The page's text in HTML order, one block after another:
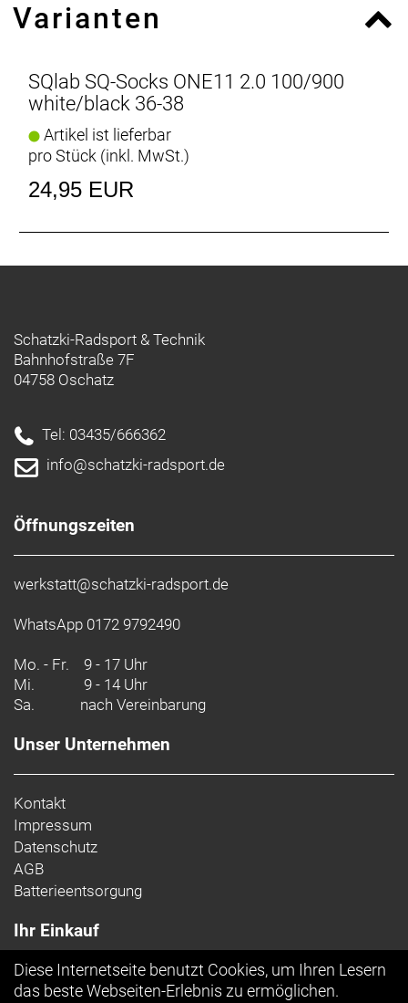
Varianten
SQlab SQ-Socks ONE11 2.0 100/900
white/black 36-38
Artikel ist lieferbar
pro Stück (inkl. MwSt.)
24,95 EUR
Schatzki-Radsport & Technik
Bahnhofstraße 7F
04758 Oschatz
Tel: 03435/666362
info@schatzki-radsport.de
Öffnungszeiten
werkstatt@schatzki-radsport.de
WhatsApp 0172 9792490
Mo. - Fr. 9 - 17 Uhr
Mi.
9 - 14 Uhr
Sa.
nach Vereinbarung
Unser Unternehmen
Kontakt
Impressum
Datenschutz
AGB
Batterieentsorgung
Ihr Einkauf
Top Artikel
Diese Internetseite benutzt Cookies, um Ihren Lesern
das beste Webseiten-Erlebnis zu ermöglichen.